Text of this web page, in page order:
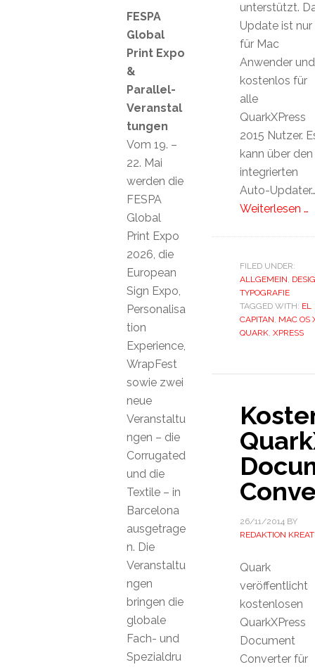
unterstützt.
Update ist nur
für Mac
Anwender und
kostenlos für
alle
QuarkXPress
2015 Nutzer.
kann über den
integrierten
Auto-Updater…
Weiterlesen …
FILED UNDER:
ALLGEMEIN,
TYPOGRAFIE
TAGGED WITH: EL
CAPITAN, MAC OS
QUARK, XPRESS
26/11/2014BY
REDAKTION
Quark
veröffentlicht
kostenlosen
QuarkXPress
Document
Converter für
FESPA
Global
Print Expo
&
Parallel-
Veranstal
tungen
Vom 19. –
22. Mai
werden die
FESPA
Global
Print Expo
2026, die
European
Sign Expo,
Personalisa
tion
Experience,
WrapFest
sowie zwei
neue
Veranstaltu
ngen – die
Corrugated
und die
Textile – in
Barcelona
ausgetrage
n. Die
Veranstaltu
ngen
bringen die
globale
Fach- und
Spezialdru